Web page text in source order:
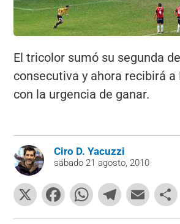
El tricolor sumó su segunda
consecutiva y ahora recibirá a
con la urgencia de ganar.
Ciro D. Yacuzzi
sábado 21 agosto, 2010
X
F
a
W
h
T
el
E
m